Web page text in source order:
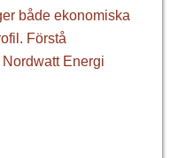
både ekonomiska
Förstå
Energi